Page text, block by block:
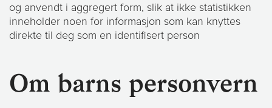
og anvendt i aggregert form, slik at ikke statistikken
inneholder noen for informasjon som kan knyttes
direkte til deg som en identifisert person
Om barns personvern